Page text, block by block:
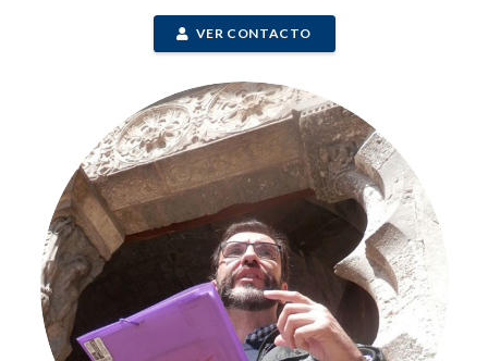
VER CONTACTO